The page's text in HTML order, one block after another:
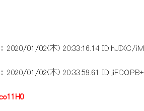
：2020/01/02(木) 20:33:16.14 ID:hJIXC/iM
：2020/01/02(木) 20:33:59.61
ID:jiFCOPB+